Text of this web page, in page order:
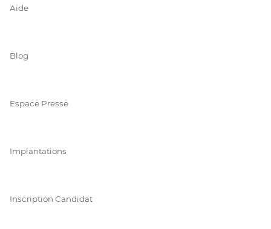
Aide
Blog
Espace Presse
Implantations
Inscription Candidat